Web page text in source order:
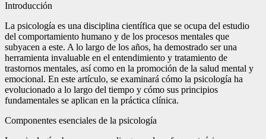
Introducción
La psicología es una disciplina científica que se ocupa del estudio
del comportamiento humano y de los procesos mentales que
subyacen a este. A lo largo de los años, ha demostrado ser una
herramienta invaluable en el entendimiento y tratamiento de
trastornos mentales, así como en la promoción de la salud mental y
emocional. En este artículo, se examinará cómo la psicología ha
evolucionado a lo largo del tiempo y cómo sus principios
fundamentales se aplican en la práctica clínica.
Componentes esenciales de la psicología